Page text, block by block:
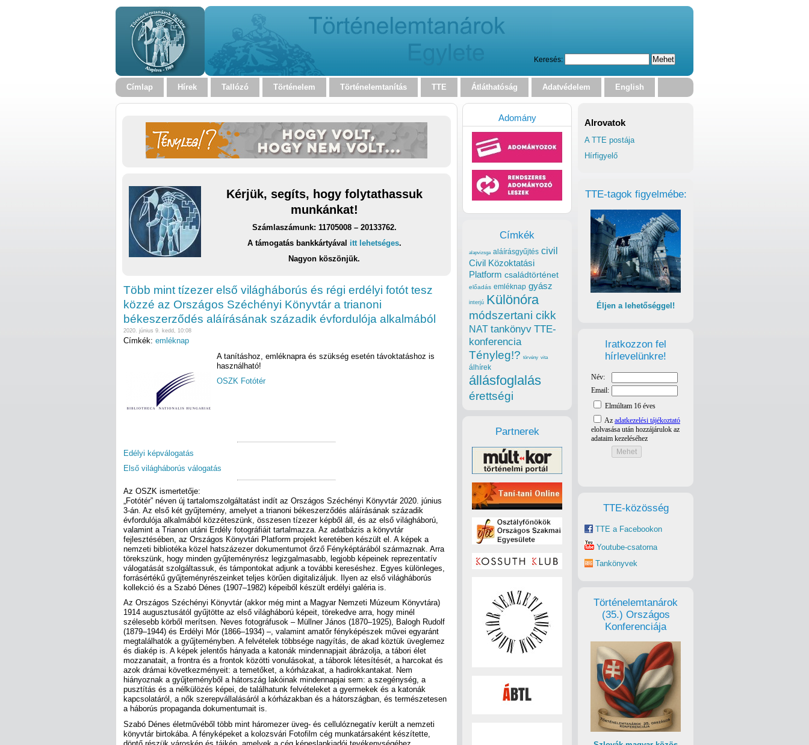
Keresés:
Címlap Hírek Tallózó Történelem Történelemtanítás TTE Átláthatóság Adatvédelem English
Kérjük, segíts, hogy folytathassuk
munkánkat!
Számlaszámunk: 11705008 – 20133762.
A támogatás bankkártyával itt lehetséges.
Nagyon köszönjük.
Több mint tízezer első világháborús és régi erdélyi fotót tesz
közzé az Országos Széchényi Könyvtár a trianoni
békeszerződés aláírásának századik évfordulója alkalmából
2020. június 9. kedd, 10:08
Címkék: emléknap
A tanításhoz, emléknapra és szükség esetén távoktatáshoz is
használható!
OSZK Fotótér
Edélyi képválogatás
Első világháborús válogatás
Az OSZK ismertetője:
„Fotótér” néven új tartalomszolgáltatást indít az Országos Széchényi Könyvtár 2020. június
3-án. Az első két gyűjtemény, amelyet a trianoni békeszerződés aláírásának századik
évfordulója alkalmából közzéteszünk, összesen tízezer képből áll, és az első világháború,
valamint a Trianon utáni Erdély fotográfiáit tartalmazza. Az adatbázis a könyvtár
fejlesztésében, az Országos Könyvtári Platform projekt keretében készült el. A képek a
nemzeti bibliotéka közel hatszázezer dokumentumot őrző Fényképtárából származnak. Arra
törekszünk, hogy minden gyűjteményrész legizgalmasabb, legjobb képeinek reprezentatív
válogatását szolgáltassuk, és támpontokat adjunk a további kereséshez. Egyes különleges,
forrásértékű gyűjteményrészeinket teljes körűen digitalizáljuk. Ilyen az első világháborús
kollekció és a Szabó Dénes (1907–1982) képeiből készült erdélyi galéria is.
Az Országos Széchényi Könyvtár (akkor még mint a Magyar Nemzeti Múzeum Könyvtára)
1914 augusztusától gyűjtötte az első világháború képeit, törekedve arra, hogy minél
szélesebb körből merítsen. Neves fotográfusok – Müllner János (1870–1925), Balogh Rudolf
(1879–1944) és Erdélyi Mór (1866–1934) –, valamint amatőr fényképészek művei egyaránt
megtalálhatók a gyűjteményben. A felvételek többsége nagyítás, de akad köztük üveglemez
és diakép is. A képek jelentős hányada a katonák mindennapjait ábrázolja, a tábori élet
mozzanatait, a frontra és a frontok közötti vonulásokat, a táborok létesítését, a harcokat és
azok drámai következményeit: a temetőket, a kórházakat, a hadirokkantakat. Nem
hiányoznak a gyűjteményből a hátország lakóinak mindennapjai sem: a szegénység, a
pusztítás és a nélkülözés képei, de találhatunk felvételeket a gyermekek és a katonák
kapcsolatáról, a nők szerepvállalásáról a kórházakban és a hátországban, és természetesen
a háborús propaganda dokumentumait is.
Szabó Dénes életművéből több mint háromezer üveg- és cellulóznegatív került a nemzeti
könyvtár birtokába. A fényképeket a kolozsvári Fotofilm cég munkatársaként készítette,
Alrovatok
A TTE postája
Hírfigyelő
TTE-tagok figyelmébe:
Éljen a lehetőséggel!
Iratkozzon fel
hírlevelünkre!
TTE-közösség
TTE a Facebookon
Youtube-csatorna
Tankönyvek
Történelemtanárok
(35.) Országos
Konferenciája
Adomány
Címkék
alapvizsga aláírásgyűjtés civil
Civil Közoktatási
Platform családtörténet
előadás emléknap gyász
interjú Különóra
módszertani cikk
NAT tankönyv TTE-
konferencia
Tényleg!? törvény vita
álhírek
állásfoglalás
érettségi
Partnerek